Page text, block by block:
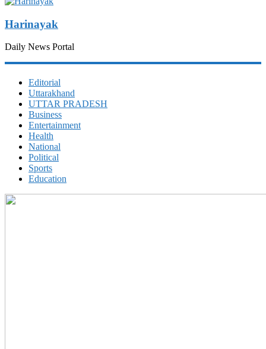
Harinayak
Daily News Portal
Editorial
Uttarakhand
UTTAR PRADESH
Business
Entertainment
Health
National
Political
Sports
Education